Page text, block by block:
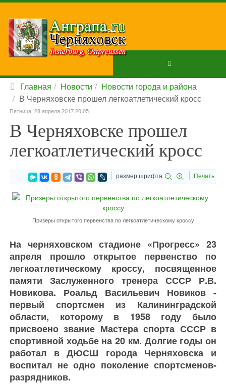
Главная Новости
Новости города и района
В Черняховске прошел легкоатлетический кросс
Пятница, 28 апреля 2017 20:05
В Черняховске прошел
легкоатлетический кросс
размер шрифта Печать
Призеры открытого первенства по легкоатлетическому кроссу
На черняховском стадионе «Прогресс» 23
апреля прошло открытое первенство по
легкоатлетическому кроссу, посвященное
памяти Заслуженного тренера СССР Р.В.
Новикова. Роальд Васильевич Новиков -
первый спортсмен из Калининградской
области, которому в 1958 году было
присвоено звание Мастера спорта СССР в
спортивной ходьбе на 20 км. Долгие годы он
работал в ДЮСШ города Черняховска и
воспитал не одно поколение спортсменов-
разрядников.